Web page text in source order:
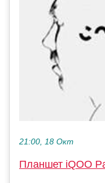
21:00, 18 Окт
Планшет iQOO